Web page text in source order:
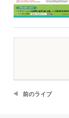
前のライブ